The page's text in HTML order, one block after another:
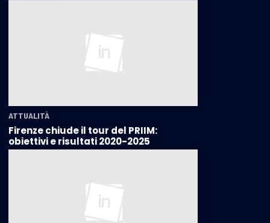
ATTUALITÀ
Firenze chiude il tour del PRIIM:
obiettivi e risultati 2020-2025